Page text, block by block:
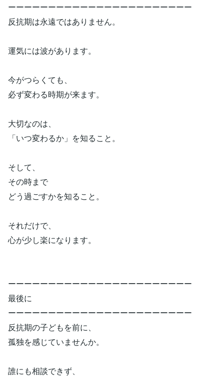
ーーーーーーーーーーーーーーーーーーーーーーー
反抗期は永遠ではありません。
運気には波があります。
今がつらくても、
必ず変わる時期が来ます。
大切なのは、
「いつ変わるか」を知ること。
そして、
その時まで
どう過ごすかを知ること。
それだけで、
心が少し楽になります。
ーーーーーーーーーーーーーーーーーーーーーーー
最後に
ーーーーーーーーーーーーーーーーーーーーーーー
反抗期の子どもを前に、
孤独を感じていませんか。
誰にも相談できず、